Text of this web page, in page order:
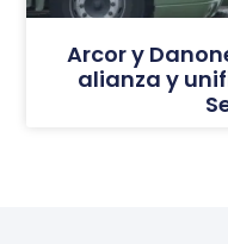
Arcor y
alianza y